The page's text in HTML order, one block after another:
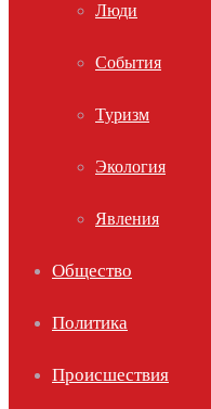
Люди
События
Туризм
Экология
Явления
Общество
Политика
Происшествия